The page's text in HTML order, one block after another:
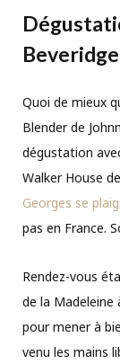
Beveridge
Quoi de mieux
Blender de
dégustation
Walker House
Georges se
pas en France.
Rendez-vous
de la Madeleine
pour mener à
venu les mains